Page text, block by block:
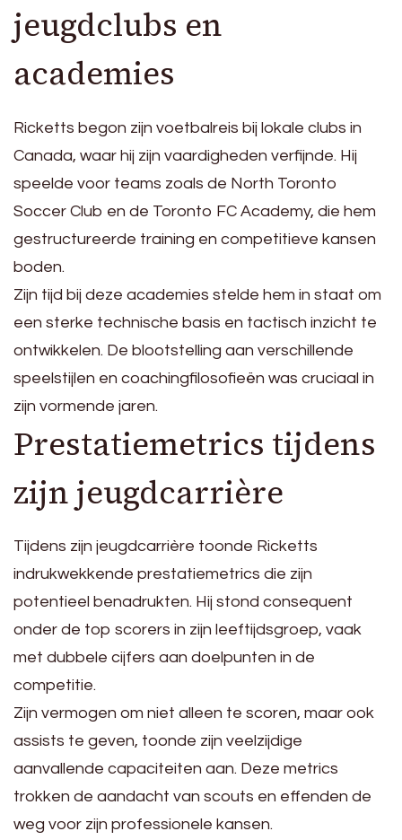
jeugdclubs en
academies
Ricketts begon zijn voetbalreis bij lokale clubs in
Canada, waar hij zijn vaardigheden verfijnde. Hij
speelde voor teams zoals de North Toronto
Soccer Club en de Toronto FC Academy, die hem
gestructureerde training en competitieve kansen
boden.
Zijn tijd bij deze academies stelde hem in staat om
een sterke technische basis en tactisch inzicht te
ontwikkelen. De blootstelling aan verschillende
speelstijlen en coachingfilosofieën was cruciaal in
zijn vormende jaren.
Prestatiemetrics tijdens
zijn jeugdcarrière
Tijdens zijn jeugdcarrière toonde Ricketts
indrukwekkende prestatiemetrics die zijn
potentieel benadrukten. Hij stond consequent
onder de top scorers in zijn leeftijdsgroep, vaak
met dubbele cijfers aan doelpunten in de
competitie.
Zijn vermogen om niet alleen te scoren, maar ook
assists te geven, toonde zijn veelzijdige
aanvallende capaciteiten aan. Deze metrics
trokken de aandacht van scouts en effenden de
weg voor zijn professionele kansen.